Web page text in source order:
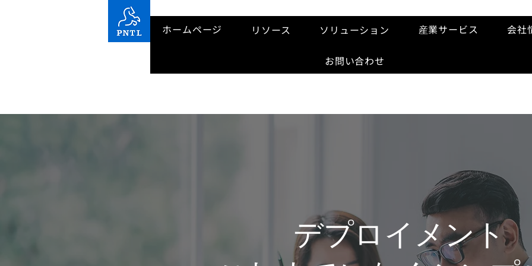
ホームページ リソース ソリューション 産業サービス 会社
お問い合わせ
デプロイメント